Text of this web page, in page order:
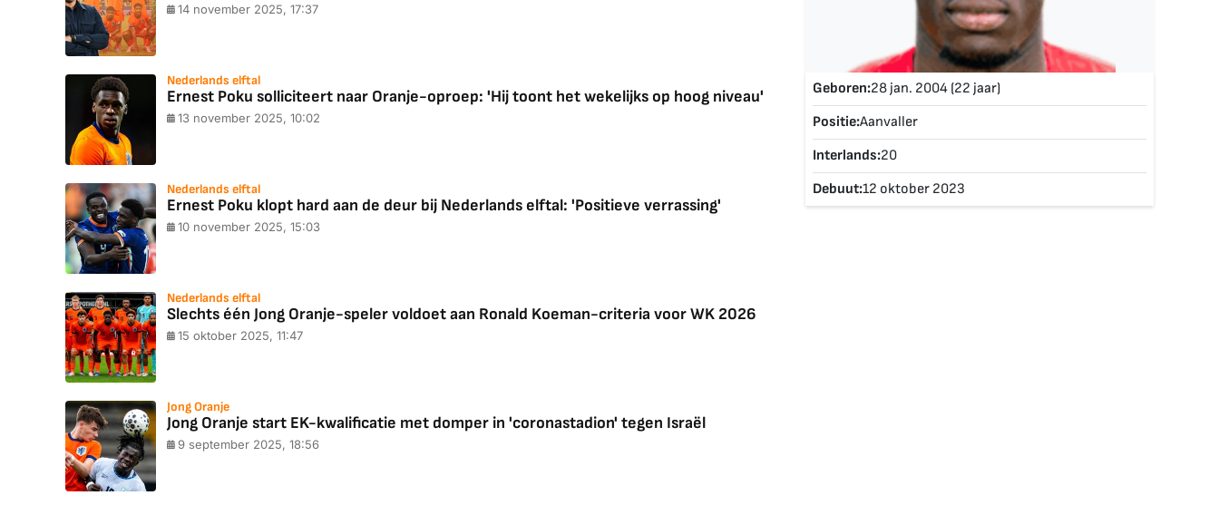
14 november 2025, 17:37
Nederlands elftal
Ernest Poku solliciteert naar Oranje-oproep: 'Hij toont het wekelijks op hoog niveau'
13 november 2025, 10:02
Nederlands elftal
Ernest Poku klopt hard aan de deur bij Nederlands elftal: 'Positieve verrassing'
10 november 2025, 15:03
Nederlands elftal
Slechts één Jong Oranje-speler voldoet aan Ronald Koeman-criteria voor WK 2026
15 oktober 2025, 11:47
Jong Oranje
Jong Oranje start EK-kwalificatie met domper in 'coronastadion' tegen Israël
9 september 2025, 18:56
Geboren:28 jan. 2004 (22 jaar)
Positie:Aanvaller
Interlands:20
Debuut:12 oktober 2023